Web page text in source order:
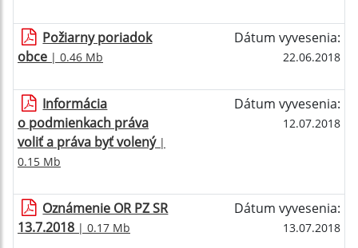
Požiarny poriadok
obce | 0.46 Mb
Dátum vyvesenia:
22.06.2018
Informácia
o podmienkach práva
voliť a práva byť volený|
0.15 Mb
Dátum vyvesenia:
12.07.2018
Oznámenie OR PZ SR
13.7.2018 | 0.17 Mb
Dátum vyvesenia:
13.07.2018